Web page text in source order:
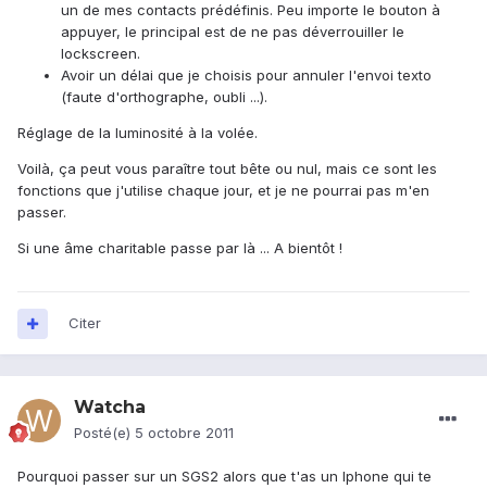
un de mes contacts prédéfinis. Peu importe le bouton à
appuyer, le principal est de ne pas déverrouiller le
lockscreen.
Avoir un délai que je choisis pour annuler l'envoi texto
(faute d'orthographe, oubli ...).
Réglage de la luminosité à la volée.
Voilà, ça peut vous paraître tout bête ou nul, mais ce sont les
fonctions que j'utilise chaque jour, et je ne pourrai pas m'en
passer.
Si une âme charitable passe par là ... A bientôt !
Citer
Watcha
Posté(e) 5 octobre 2011
Pourquoi passer sur un SGS2 alors que t'as un Iphone qui te